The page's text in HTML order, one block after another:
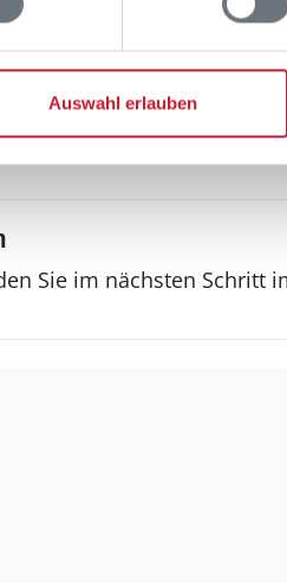
Auswahl erlauben
Haustyp
Ferienhaus
Sie im nächsten Schritt